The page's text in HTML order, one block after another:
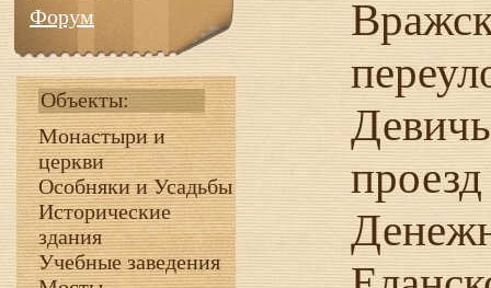
Форум
Объекты:
Монастыри и
церкви
Особняки и Усадьбы
Исторические
здания
Учебные заведения
проезд